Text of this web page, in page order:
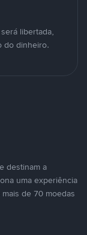
libertada,
do dinheiro.
destinam a
uma experiência
de 70 moedas